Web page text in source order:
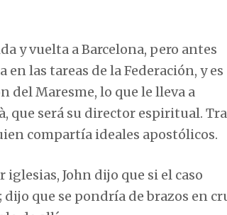
y vuelta a Barcelona, pero antes
las tareas de la Federación, y es
del Maresme, lo que le lleva a
que será su director espiritual.
compartía ideales apostólicos.
John dijo que si el caso
que se pondría de brazos en